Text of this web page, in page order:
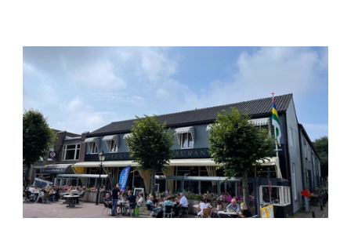
Algemeen
Slaapkamer begane
Centrale verwarming
Rookvrij
Dekbedden
Gedeelde faciliteiten
Ontbijtbuffet
Wifi gedeeld
Restaurant
Cafe / bar